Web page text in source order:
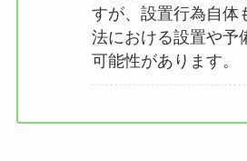
すが、設置行為自体
法における設置や予
可能性があります。